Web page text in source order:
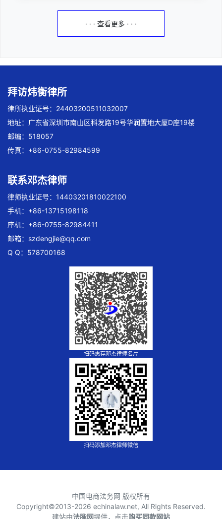
· · · 查看更多 · · ·
拜访炜衡律所
律所执业证号：24403200511032007
地址：广东省深圳市南山区科发路19号华润置地大厦D座19楼
邮编：518057
传真：+86-0755-82984599
联系邓杰律师
律师执业证号：14403201810022100
手机：+86-13715198118
座机：+86-0755-82984411
邮箱： szdengjie@qq.com
Q Q：578700168
扫码惠存邓杰律师名片
扫码添加邓杰律师微信
中国电商法务网 版权所有
Copyright©2013-2026 echinalaw.net, All Rights Reserved.
建站由法脉网提供，点击购买同款网站